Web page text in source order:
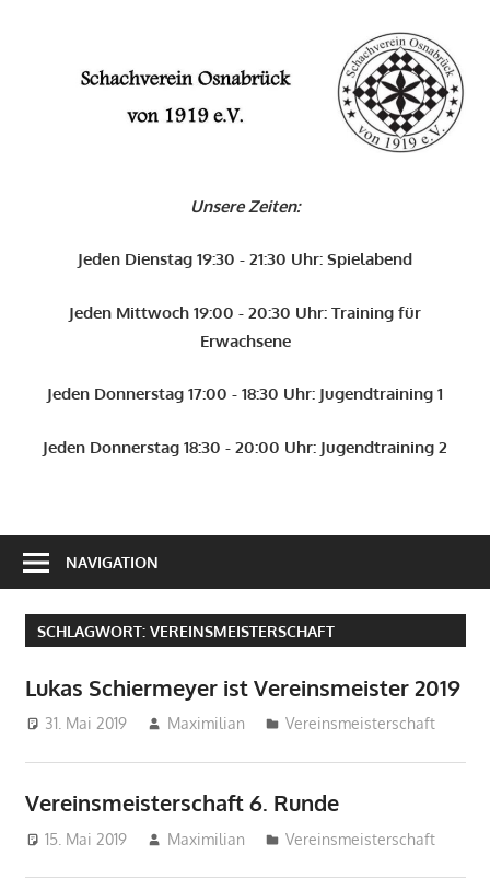
Unsere Zeiten:
Jeden Dienstag 19:30 - 21:30 Uhr: Spielabend
Jeden Mittwoch 19:00 - 20:30 Uhr: Training für
Erwachsene
Jeden Donnerstag 17:00 - 18:30 Uhr: Jugendtraining 1
Jeden Donnerstag 18:30 - 20:00 Uhr: Jugendtraining 2
NAVIGATION
SCHLAGWORT: VEREINSMEISTERSCHAFT
Lukas Schiermeyer ist Vereinsmeister 2019
31. Mai 2019 Maximilian Vereinsmeisterschaft
Vereinsmeisterschaft 6. Runde
15. Mai 2019 Maximilian Vereinsmeisterschaft